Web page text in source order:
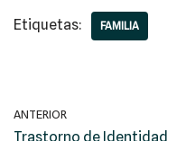
Etiquetas: FAMILIA
ANTERIOR
Trastorno de Identidad